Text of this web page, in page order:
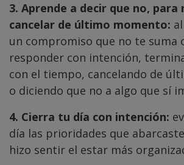
3. Aprende a decir que no, para
cancelar de último momento:
un compromiso que no te suma
responder con intención,
con el tiempo, cancelando de
o diciendo que no a algo que sí
4. Cierra tu día con intención:
día las prioridades que
hizo sentir el estar más